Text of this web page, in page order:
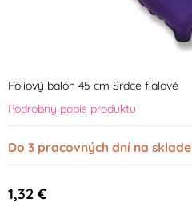
Fóliový balón 45 cm Srdce fialové
Podrobný popis produktu
Do 3 pracovných dní na sklade
1,32 €